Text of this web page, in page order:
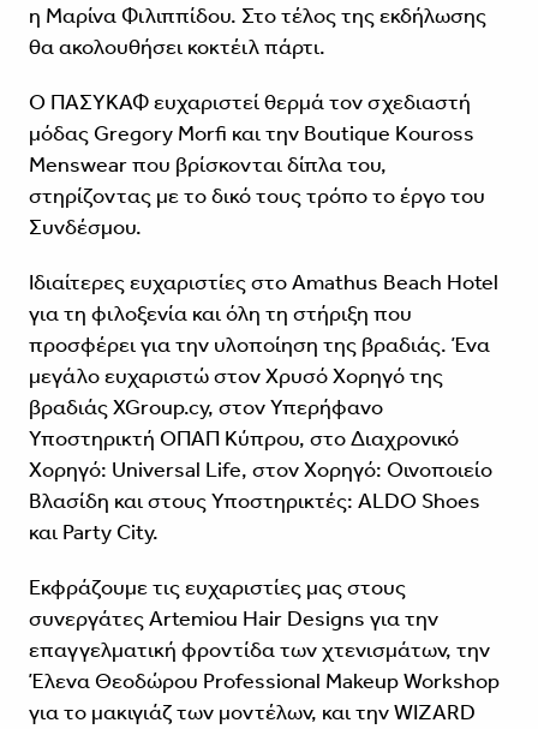
η Μαρίνα Φιλιππίδου. Στο τέλος της εκδήλωσης
θα ακολουθήσει κοκτέιλ πάρτι.
Ο ΠΑΣΥΚΑΦ ευχαριστεί θερμά τον σχεδιαστή
μόδας Gregory Morfi και την Boutique Kouross
Menswear που βρίσκονται δίπλα του,
στηρίζοντας με το δικό τους τρόπο το έργο του
Συνδέσμου.
Ιδιαίτερες ευχαριστίες στο Amathus Beach Hotel
για τη φιλοξενία και όλη τη στήριξη που
προσφέρει για την υλοποίηση της βραδιάς. Ένα
μεγάλο ευχαριστώ στον Χρυσό Χορηγό της
βραδιάς XGroup.cy, στον Υπερήφανο
Υποστηρικτή ΟΠΑΠ Κύπρου, στο Διαχρονικό
Χορηγό: Universal Life, στον Χορηγό: Οινοποιείο
Βλασίδη και στους Υποστηρικτές: ALDO Shoes
και Party City.
Εκφράζουμε τις ευχαριστίες μας στους
συνεργάτες Artemiou Hair Designs για την
επαγγελματική φροντίδα των χτενισμάτων, την
Έλενα Θεοδώρου Professional Makeup Workshop
για το μακιγιάζ των μοντέλων, και την WIZARD